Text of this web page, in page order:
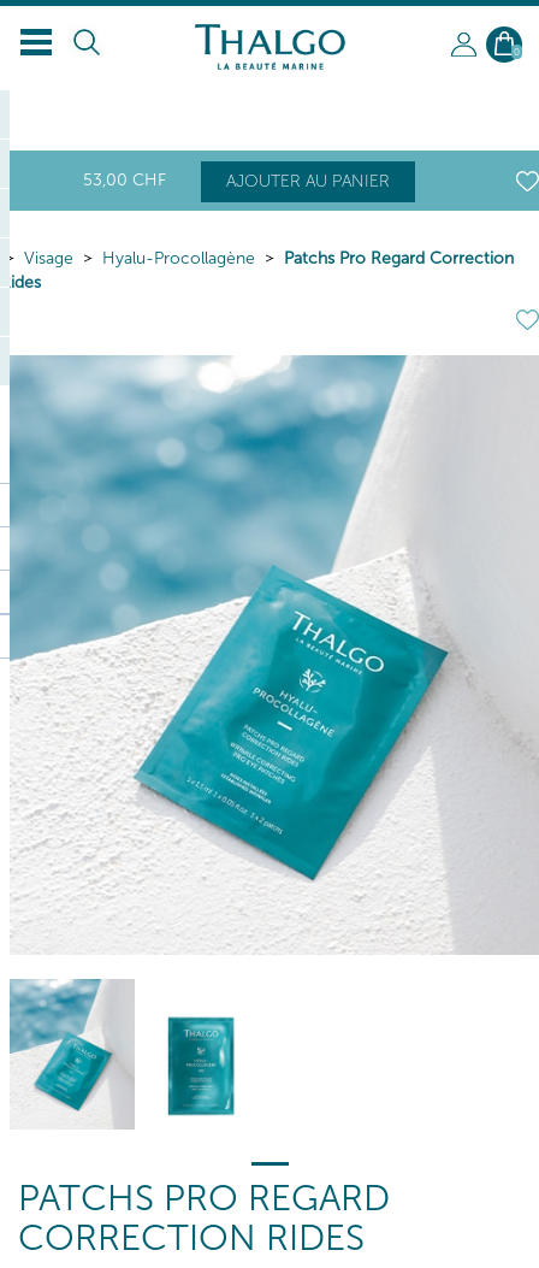
0
53,00 CHF AJOUTER AU PANIER
Visage Hyalu-Procollagène
Patchs Pro Regard Correction
Rides
PATCHS PRO REGARD
CORRECTION RIDES